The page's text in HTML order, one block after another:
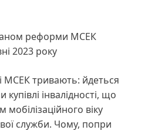
реформи МСЕК
2023 року
МСЕК тривають: йдеться
інвалідності, що
віку
служби. Чому, попри